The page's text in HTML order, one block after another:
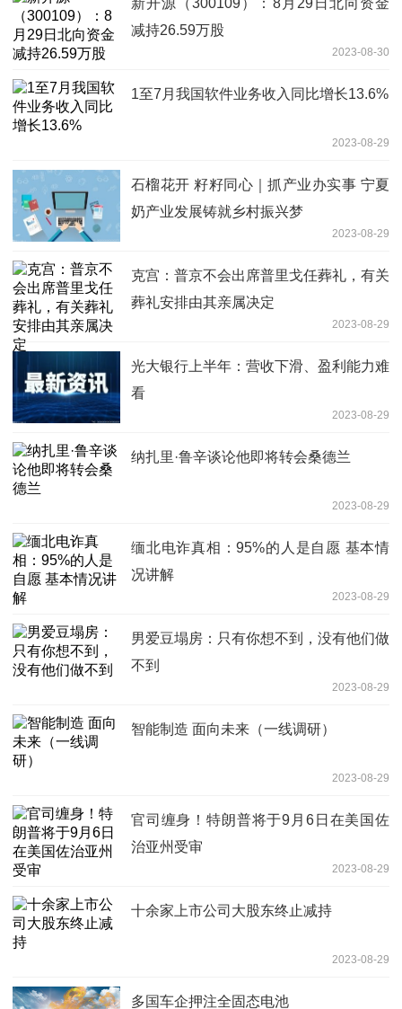
减持26.59万股
2023-08-30
1至7月我国软件业务收入同比增长13.6%
2023-08-29
石榴花开 籽籽同心｜抓产业办实事 宁夏
奶产业发展铸就乡村振兴梦
2023-08-29
克宫：普京不会出席普里戈任葬礼，有关
葬礼安排由其亲属决定
2023-08-29
光大银行上半年：营收下滑、盈利能力难
看
2023-08-29
纳扎里·鲁辛谈论他即将转会桑德兰
2023-08-29
缅北电诈真相：95%的人是自愿 基本情
况讲解
2023-08-29
男爱豆塌房：只有你想不到，没有他们做
不到
2023-08-29
智能制造 面向未来（一线调研）
2023-08-29
官司缠身！特朗普将于9月6日在美国佐
治亚州受审
2023-08-29
十余家上市公司大股东终止减持
2023-08-29
多国车企押注全固态电池